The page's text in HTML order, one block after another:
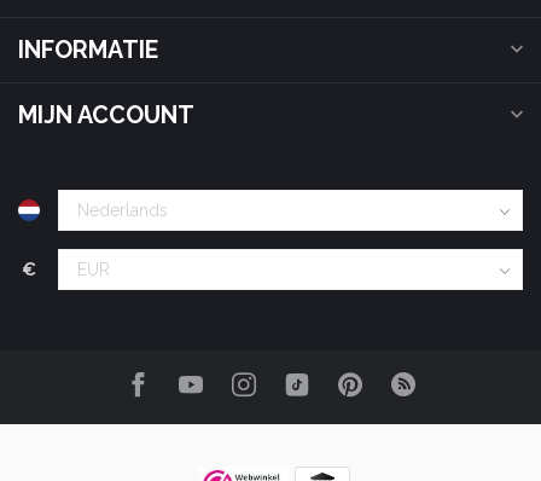
INFORMATIE
MIJN ACCOUNT
€